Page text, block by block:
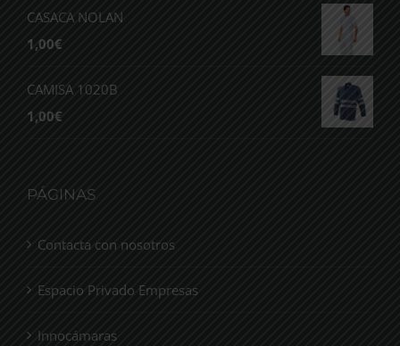
CASACA NOLAN
1,00€
CAMISA 1020B
1,00€
PÁGINAS
Contacta con nosotros
Espacio Privado Empresas
Innocámaras